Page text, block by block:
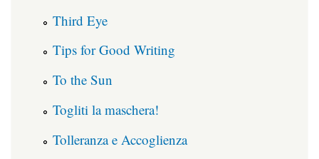
Third Eye
Tips for Good Writing
To the Sun
Togliti la maschera!
Tolleranza e Accoglienza